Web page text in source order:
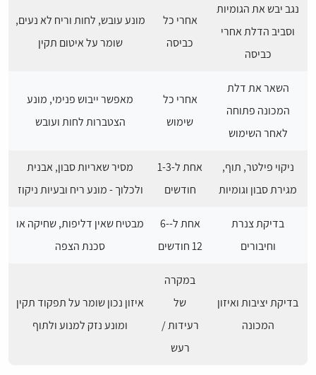
נגב יבש את הגומיות
וסביב הדלת אחרי
כביסה
אחרי כל
כביסה
מונע עובש, לחות וריח לא נעים,
שומר על איטום תקין
השאר את דלת
המכונה פתוחה
לאחר השימוש
אחרי כל
שימוש
מאפשר ייבוש פנימי, מונע
הצטברות לחות ועובש
ניקוי פילטר, תוף,
מגירת סבון וגומיות
אחת ל-1-3
חודשים
מסיר שאריות סבון, אבנית
ולכלוך - מונע ריח ובעיות ניקוז
בדיקת צנרת
וחיבורים
אחת ל-6-
12 חודשים
מבטיח שאין דליפות, שחיקה או
סכנת הצפה
בדיקת יציבות ואיזון
המכונה
במקרה
של
רעידות /
רעש
איזון נכון שומר על תפקוד תקין
ומונע נזק למנוע ולתוף